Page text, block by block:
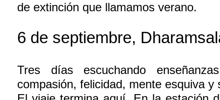
de extinción que llamamos verano.
6 de septiembre,
Tres días escuchando
compasión, felicidad, mente esquiva y